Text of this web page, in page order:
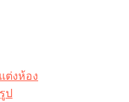
ต่งห้อง
ป